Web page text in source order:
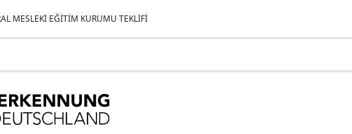
MESLEKI EĞITIM KURUMU TEKLIFI